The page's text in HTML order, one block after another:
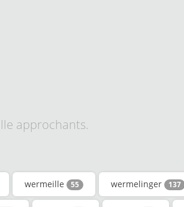
approchants.
wermeille 55 wermelinger 137